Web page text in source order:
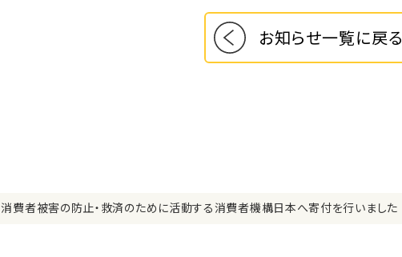
お知らせ一覧に戻る
消費者被害の防止・救済のために活動する消費者機構日本へ寄付を行いました